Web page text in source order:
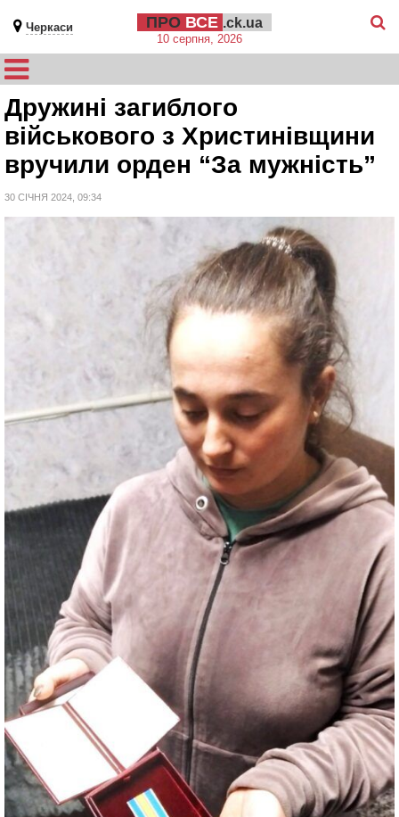
Черкаси ПРО ВСЕ .ck.ua
10 серпня, 2026
Дружині загиблого
військового з Христинівщини
вручили орден “За мужність”
30 СІЧНЯ 2024, 09:34